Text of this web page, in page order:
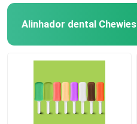
Alinhador dental Chewies